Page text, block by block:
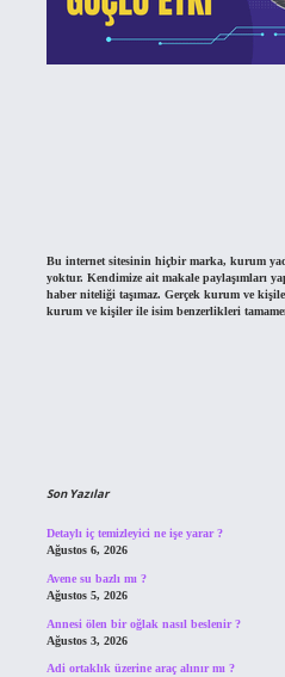
Bu internet sitesinin hiçbir marka, kurum
yoktur. Kendimize ait makale paylaşımları
haber niteliği taşımaz. Gerçek kurum ve
kurum ve kişiler ile isim benzerlikleri
Son Yazılar
Detaylı iç temizleyici ne işe yarar ?
Ağustos 6, 2026
Avene su bazlı mı ?
Ağustos 5, 2026
Annesi ölen bir oğlak nasıl beslenir ?
Ağustos 3, 2026
Adi ortaklık üzerine araç alınır mı ?